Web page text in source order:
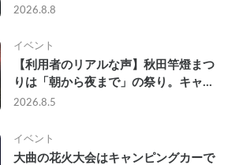
て、長岡駅前で車中泊してきた
2026.8.8
イベント
【利用者のリアルな声】秋田竿燈まつ
りは「朝から夜まで」の祭り。キャン
ピングカーで行った2組の記録
2026.8.5
イベント
大曲の花火大会はキャンピングカーで